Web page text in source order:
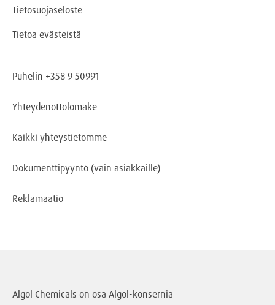
Tietosuojaseloste
Tietoa evästeistä
Puhelin +358 9 50991
Yhteydenottolomake
Kaikki yhteystietomme
Dokumenttipyyntö (vain asiakkaille)
Reklamaatio
Algol Chemicals on osa Algol-konsernia